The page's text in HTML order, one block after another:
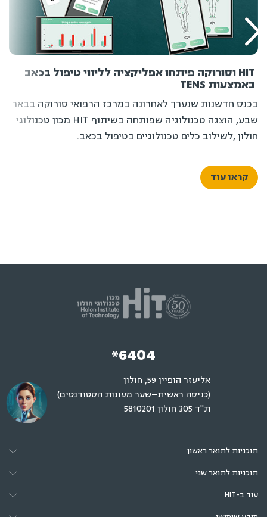
HIT וסורוקה פיתחו אפליקציה לליווי טיפול בכאב
באמצעות TENS
בכנס חדשנות שנערך לאחרונה במרכז הרפואי סורוקה בבאר
שבע, הוצגה טכנולוגיה שפותחה בשיתוף HIT מכון טכנולוגי
חולון ,לשילוב כלים טכנולוגיים בטיפול בכאב.
קראו עוד
*6404
אליעזר הופיין 59, חולון
(כניסה ראשית–שער מעונות הסטודנטים)
ת"ד 305 חולון 5810201
תוכניות לתואר ראשון
תוכניות לתואר שני
עוד ב-HIT